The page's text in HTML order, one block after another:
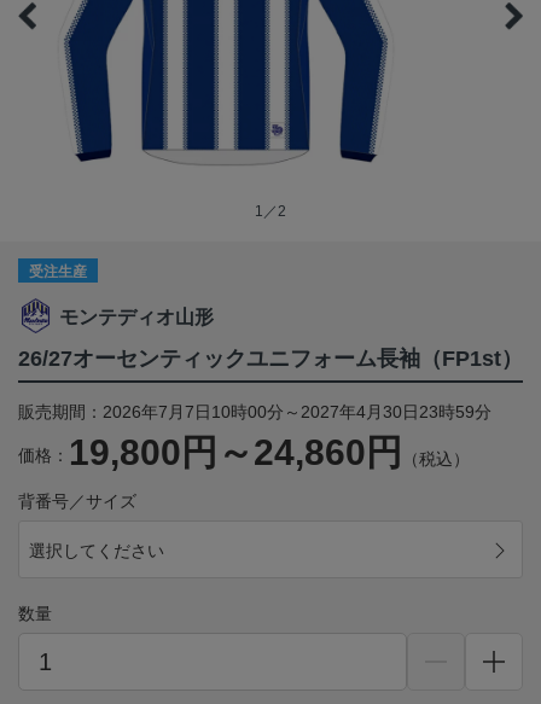
1／2
受注生産
モンテディオ山形
26/27オーセンティックユニフォーム長袖（FP1st）
販売期間：2026年7月7日10時00分～2027年4月30日23時59分
価格： 19,800円～24,860円 （税込）
背番号／サイズ
選択してください
数量